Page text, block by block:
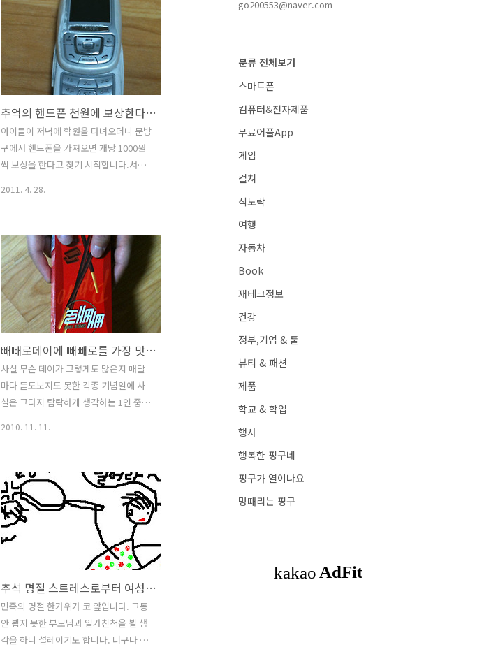
추억의 핸드폰 천원에 보상한다는 문방구 아저씨 말에 12대 생존확인한 아이들 그러나 ?
아이들이 저녁에 학원을 다녀오더니 문방
구에서 핸드폰을 가져오면 개당 1000원
씩 보상을 한다고 찾기 시작합니다.서랍
상 찾고보니 아내와 저는 1000원보다는
손떼뭍은 핸드폰 속에 추억이 아련해지는
겁니다. 핸드폰마다 이야기가 있고 사연
이 있어 아내와 한참을 이야기를 하는동
안에도 아이들에게는 1000원만 보이나봐
요. 아이들의 첫 핸드폰 초등학교 몇 학년
때 사준건지 기억이 잘나지는 않지만 유
괴범, 인질범이 기승을 부려서 위치를 확
인하는 통신사의 기능때문에 일찍 사준것
같아요. 위치확인이 정확하지는 않아도
당시에는 특별한 대안이 없었답니다. 어
짝 놀랜 경..
2011. 4. 28.
빼빼로데이에 빼빼로를 가장 맛있게 먹었던 하루와 출처불명의 연인들의 기념일
사실 무슨 데이가 그렇게도 많은지 매달
마다 듣도보지도 못한 각종 기념일에 사
실은 그다지 탐탁하게 생각하는 1인 중에
달리 마음을 표현하지 못하는 사람들에게
는 각종 기념일이 오히려 고민하지 않고
기념일에 맞는 선물로 마음을 표현할 수
있어 다행일 수도 있습니다. 출처불명의
기념일 몇개는 기억이 나지만 나머지는
처음 듣는 기념일도 있어 인터넷에서 연
인들의 기념일을 한번 찾아보았습니다.
출처를 나만 모른는 건지는 몰라도 출처
불명의 연인들의 기념일이라고 생각되는
날들이 많았어요. 11월18일 브라데이만
빼면 매월14일은 기념일인 샘입니다. 그
2010. 11. 11.
추석 명절 스트레스로부터 여성들을 해방시키기 위한 도전은 계속된다.
민족의 명절 한가위가 코 앞입니다. 그동
안 뵙지 못한 부모님과 일가친척을 뵐 생
각을 하니 설레이기도 합니다. 더구나 올
go200553@naver.com
분류 전체보기
스마트폰
컴퓨터&전자제품
무료어플App
게임
컬쳐
식도락
여행
자동차
Book
재테크정보
건강
정부,기업 & 툴
뷰티 & 패션
제품
학교 & 학업
행사
행복한 핑구네
핑구가 열이나요
멍때리는 핑구